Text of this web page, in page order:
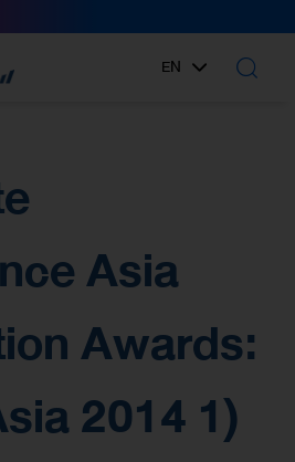
EN
TH
Asia
Awards:
2014 1)